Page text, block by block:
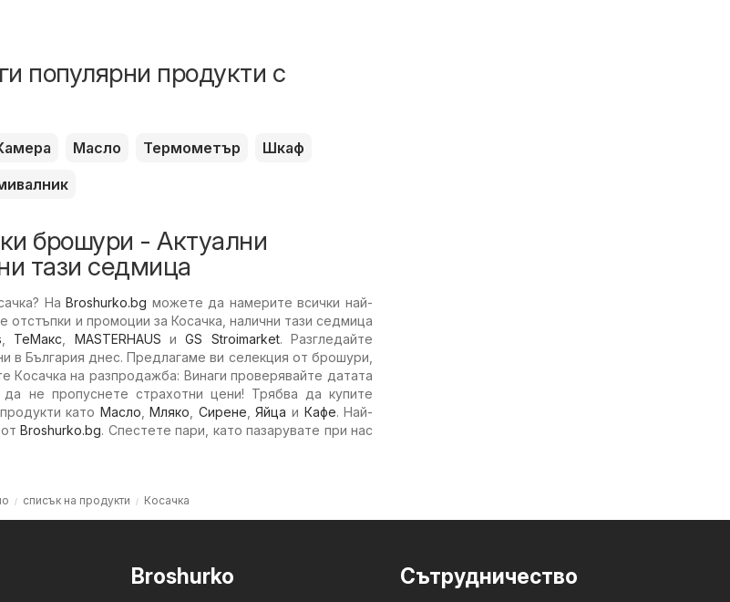
популярни продукти с
Масло Термометър
Шкаф
брошури - Актуални
тази седмица
НаBroshurko.bg можете да намерите всички най-
отстъпки и промоции за Косачка, налични тази седмица
ТеMакс MASTERHAUS иGS Stroimarket. Разгледайте
в България днес. Предлагаме ви селекция от брошури,
на разпродажба: Винаги проверявайте датата
не пропуснете страхотни цени! Трябва да купите
като Масло ,Мляко Сирене ,Яйца и Кафе. Най-
отBroshurko.bg. Спестете пари, като пазарувате при нас
списък на продукти Косачка
Broshurko Cътрудничество